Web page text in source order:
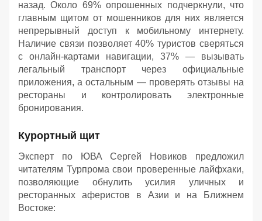
назад. Около 69% опрошенных подчеркнули, что
главным щитом от мошенников для них является
непрерывный доступ к мобильному интернету.
Наличие связи позволяет 40% туристов сверяться
с онлайн-картами навигации, 37% — вызывать
легальный транспорт через официальные
приложения, а остальным — проверять отзывы на
рестораны и контролировать электронные
бронирования.
Курортный щит
Эксперт по ЮВА Сергей Новиков предложил
читателям Турпрома свои проверенные лайфхаки,
позволяющие обнулить усилия уличных и
ресторанных аферистов в Азии и на Ближнем
Востоке: